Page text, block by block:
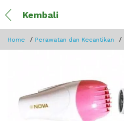
Kembali
Home Perawatan dan Kecantikan